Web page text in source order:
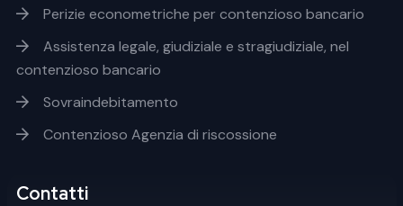
Footer servizi
Perizie econometriche per contenzioso bancario
Assistenza legale, giudiziale e stragiudiziale, nel
contenzioso bancario
Sovraindebitamento
Contenzioso Agenzia di riscossione
Contatti